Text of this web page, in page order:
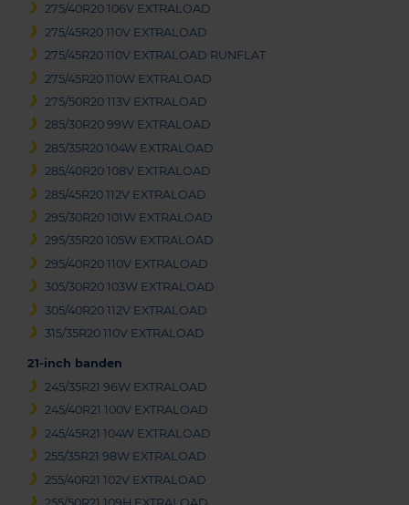
275/40R20 106V EXTRALOAD
275/45R20 110V EXTRALOAD
275/45R20 110V EXTRALOAD RUNFLAT
275/45R20 110W EXTRALOAD
275/50R20 113V EXTRALOAD
285/30R20 99W EXTRALOAD
285/35R20 104W EXTRALOAD
285/40R20 108V EXTRALOAD
285/45R20 112V EXTRALOAD
295/30R20 101W EXTRALOAD
295/35R20 105W EXTRALOAD
295/40R20 110V EXTRALOAD
305/30R20 103W EXTRALOAD
305/40R20 112V EXTRALOAD
315/35R20 110V EXTRALOAD
21-inch banden
245/35R21 96W EXTRALOAD
245/40R21 100V EXTRALOAD
245/45R21 104W EXTRALOAD
255/35R21 98W EXTRALOAD
255/40R21 102V EXTRALOAD